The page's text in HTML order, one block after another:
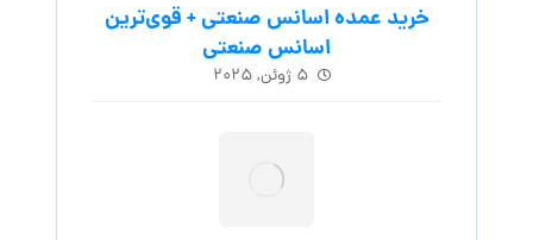
خرید عمده اسانس صنعتی + قوی‌ترین
اسانس‌ صنعتی
۵ ژوئن, ۲۰۲۵